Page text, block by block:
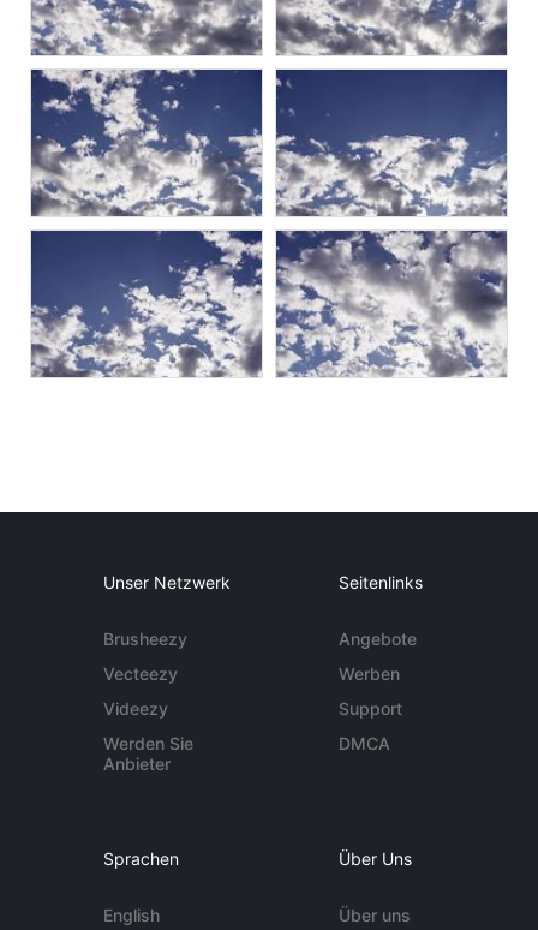
Unser Netzwerk
Brusheezy
Vecteezy
Videezy
Werden Sie
Anbieter
Seitenlinks
Angebote
Werben
Support
DMCA
Sprachen
English
Über Uns
Über uns